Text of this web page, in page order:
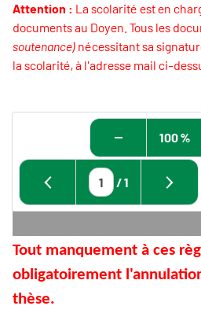
Attention : La scolarité est en
documents au Doyen. Tous les
soutenance) nécessitant sa
la scolarité, à l'adresse mail ci-
100 %
/1
Tout manquement à ces
obligatoirement
thèse.